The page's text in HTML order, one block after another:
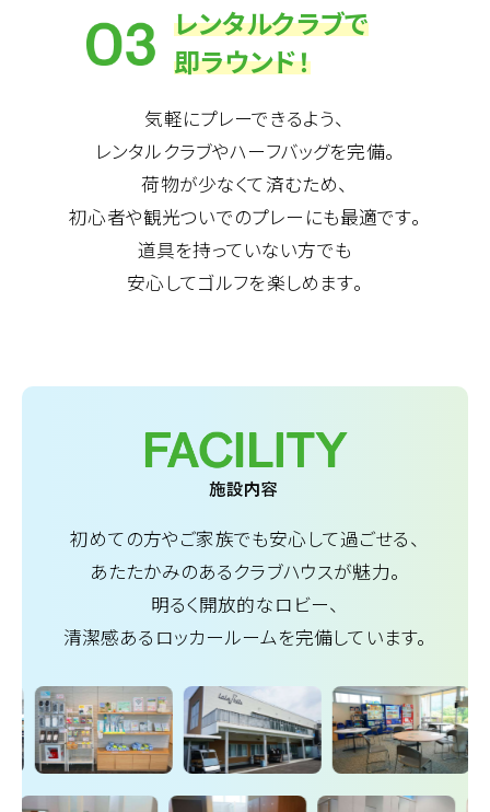
レンタルクラブで
即ラウンド！
気軽にプレーできるよう、
レンタルクラブやハーフバッグを完備。
荷物が少なくて済むため、
初心者や観光ついでのプレーにも最適です。
道具を持っていない方でも
安心してゴルフを楽しめます。
初めての方やご家族でも安心して過ごせる、
あたたかみのあるクラブハウスが魅力。
明るく開放的なロビー、
清潔感あるロッカールームを完備しています。